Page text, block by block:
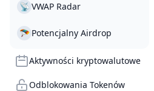
📡 VWAP Radar
🪂 Potencjalny Airdrop
Aktywności kryptowalutowe
Odblokowania Tokenów